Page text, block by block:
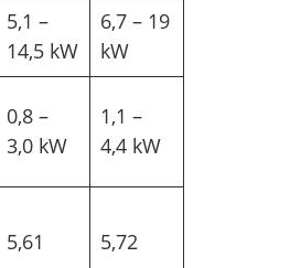
5,1 –
14,5 kW
6,7 – 19
kW
0,8 –
3,0 kW
1,1 –
4,4 kW
5,61 5,72